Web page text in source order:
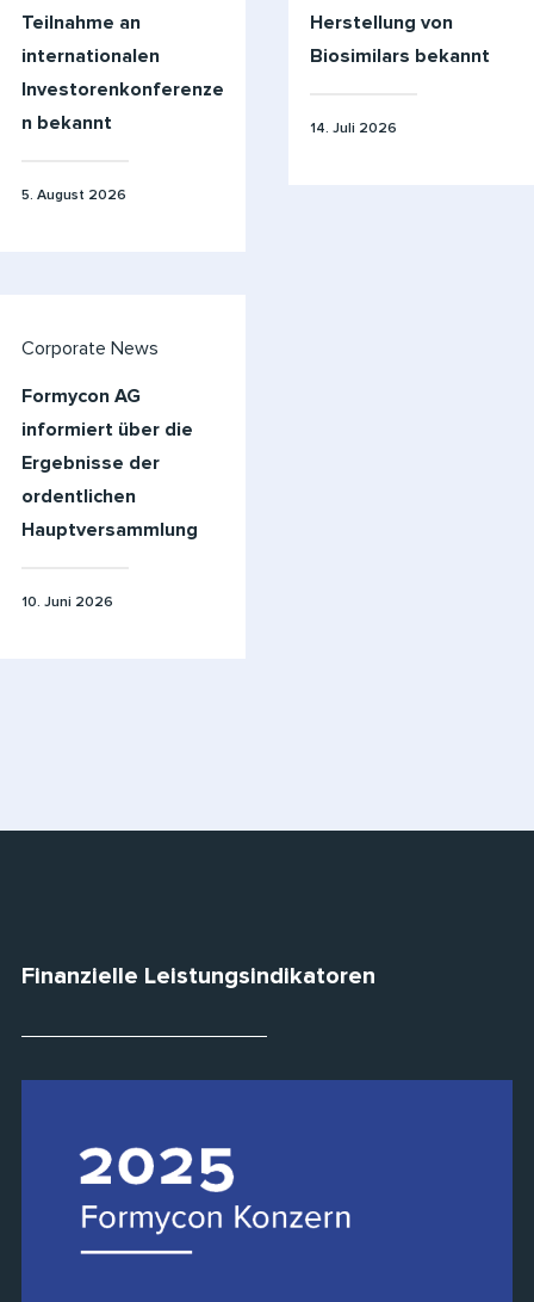
Teilnahme an
internationalen
Investorenkonferenze
n bekannt
5. August 2026
Herstellung von
Biosimilars bekannt
14. Juli 2026
Corporate News
Formycon AG
informiert über die
Ergebnisse der
ordentlichen
Hauptversammlung
10. Juni 2026
Finanzielle Leistungsindikatoren